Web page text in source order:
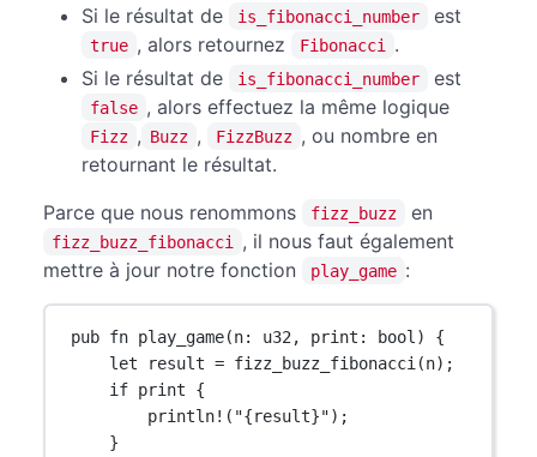
Si le résultat de
is_fibonacci_number est
true , alors retournez Fibonacci
.
Si le résultat de
is_fibonacci_number est
false , alors effectuez la même logique
Fizz , Buzz , FizzBuzz , ou nombre en
retournant le résultat.
Parce que nous renommons
fizz_buzz en
fizz_buzz_fibonacci
, il nous faut également
mettre à jour notre fonction
play_game :
pub fn play_game(n: u32, print : bool) {
let result = fizz_buzz_fibonacci(n);
if print {
println! ( "{result}");
}